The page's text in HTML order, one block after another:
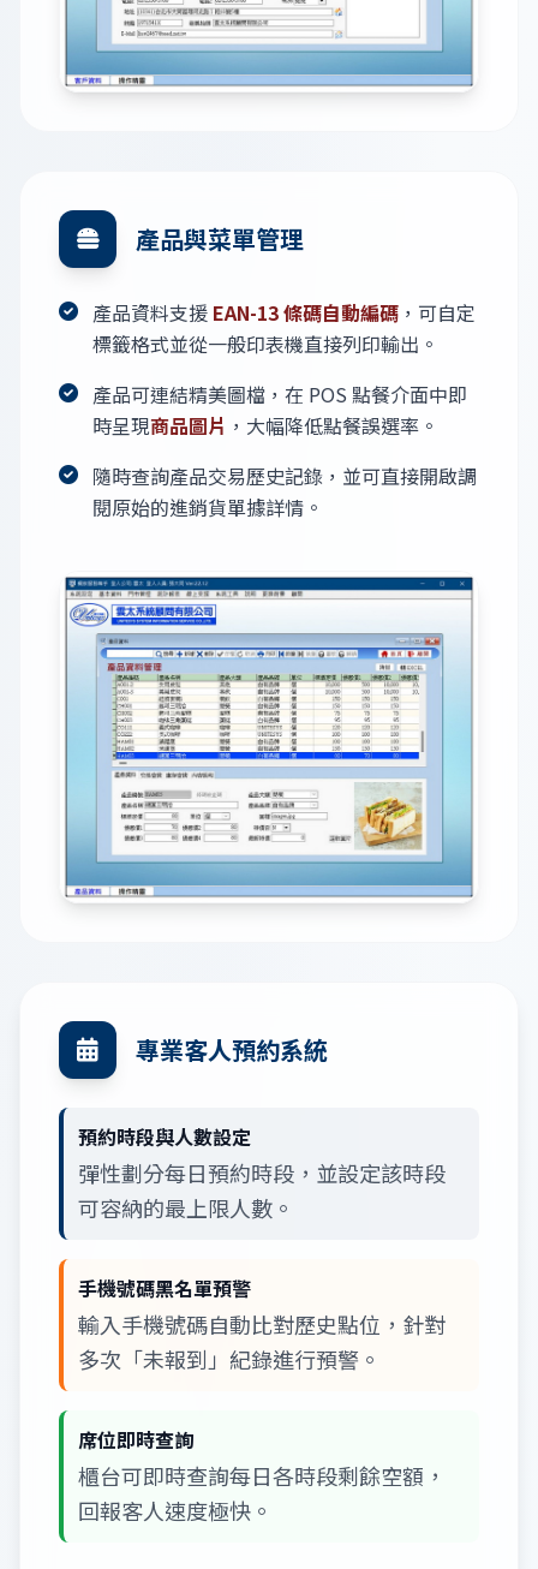
產品與菜單管理
產品資料支援 EAN-13 條碼自動編碼 ，可自定
標籤格式並從一般印表機直接列印輸出。
產品可連結精美圖檔，在 POS 點餐介面中即
時呈現商品圖片 ，大幅降低點餐誤選率。
隨時查詢產品交易歷史記錄，並可直接開啟調
閱原始的進銷貨單據詳情。
專業客人預約系統
預約時段與人數設定
彈性劃分每日預約時段，並設定該時段
可容納的最上限人數。
手機號碼黑名單預警
輸入手機號碼自動比對歷史點位，針對
多次「未報到」紀錄進行預警。
席位即時查詢
櫃台可即時查詢每日各時段剩餘空額，
回報客人速度極快。